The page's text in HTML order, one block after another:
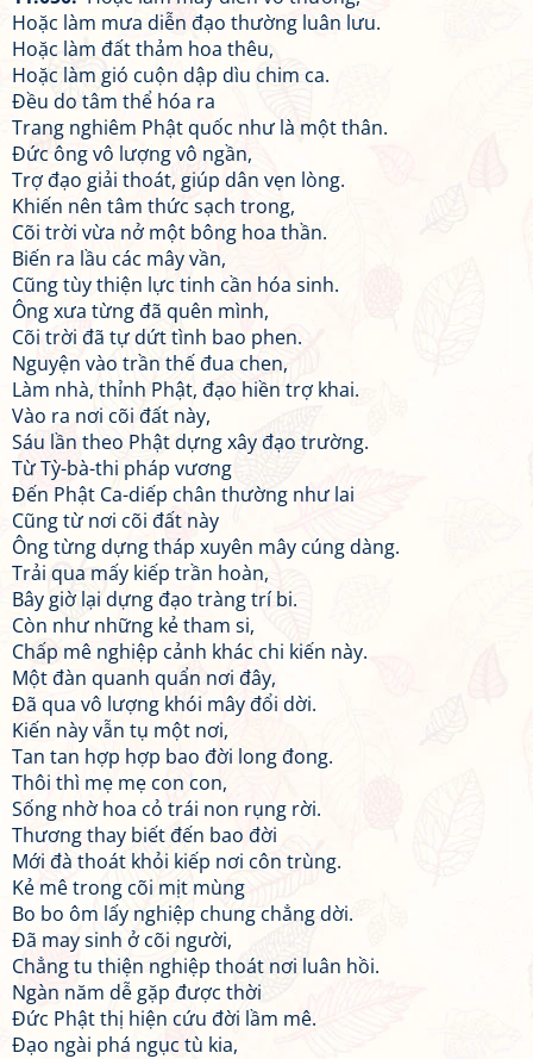
Hoặc làm mưa diễn đạo thường luân lưu.
Hoặc làm đất thảm hoa thêu,
Hoặc làm gió cuộn dập dìu chim ca.
Đều do tâm thể hóa ra
Trang nghiêm Phật quốc như là một thân.
Đức ông vô lượng vô ngần,
Trợ đạo giải thoát, giúp dân vẹn lòng.
Khiến nên tâm thức sạch trong,
Cõi trời vừa nở một bông hoa thần.
Biến ra lầu các mây vần,
Cũng tùy thiện lực tinh cần hóa sinh.
Ông xưa từng đã quên mình,
Cõi trời đã tự dứt tình bao phen.
Nguyện vào trần thế đua chen,
Làm nhà, thỉnh Phật, đạo hiền trợ khai.
Vào ra nơi cõi đất này,
Sáu lần theo Phật dựng xây đạo trường.
Từ Tỳ-bà-thi pháp vương
Đến Phật Ca-diếp chân thường như lai
Cũng từ nơi cõi đất này
Ông từng dựng tháp xuyên mây cúng dàng.
Trải qua mấy kiếp trần hoàn,
Bây giờ lại dựng đạo tràng trí bi.
Còn như những kẻ tham si,
Chấp mê nghiệp cảnh khác chi kiến này.
Một đàn quanh quẩn nơi đây,
Đã qua vô lượng khói mây đổi dời.
Kiến này vẫn tụ một nơi,
Tan tan hợp hợp bao đời long đong.
Thôi thì mẹ mẹ con con,
Sống nhờ hoa cỏ trái non rụng rời.
Thương thay biết đến bao đời
Mới đà thoát khỏi kiếp nơi côn trùng.
Kẻ mê trong cõi mịt mùng
Bo bo ôm lấy nghiệp chung chẳng dời.
Đã may sinh ở cõi người,
Chẳng tu thiện nghiệp thoát nơi luân hồi.
Ngàn năm dễ gặp được thời
Đức Phật thị hiện cứu đời lầm mê.
Đạo ngài phá ngục tù kia,